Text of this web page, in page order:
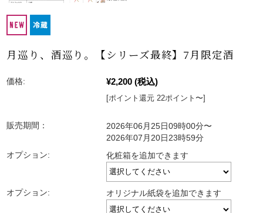
月巡り、酒巡り。【シリーズ最終】7月限定酒
価格: ¥2,200 (税込)
[ポイント還元 22ポイント〜]
販売期間：
2026年06月25日09時00分〜
2026年07月20日23時59分
オプション:
化粧箱を追加できます
オプション: オリジナル紙袋を追加できます